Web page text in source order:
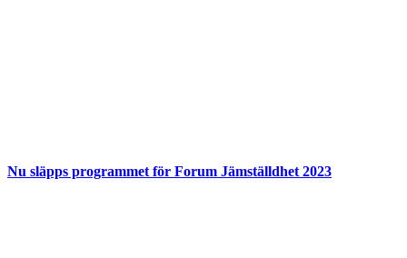
Nu släpps programmet för Forum Jämställdhet 2023